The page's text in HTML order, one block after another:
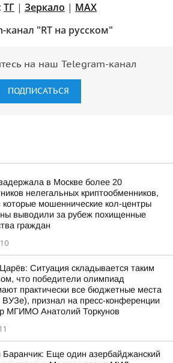
ТГ | Зеркало | MAX
канал "RT на русском"
на наш Telegram-канал
ПОДПИСАТЬСЯ
в Москве более 20
нелегальных криптообменников,
которые мошеннические кол-центры
выводили за рубеж похищенные
граждан
Ситуация складывается таким
что победители олимпиад
практически все бюджетные места
ВУЗе), признал на пресс-конференции
МГИМО Анатолий Торкунов
Еще один азербайджанский